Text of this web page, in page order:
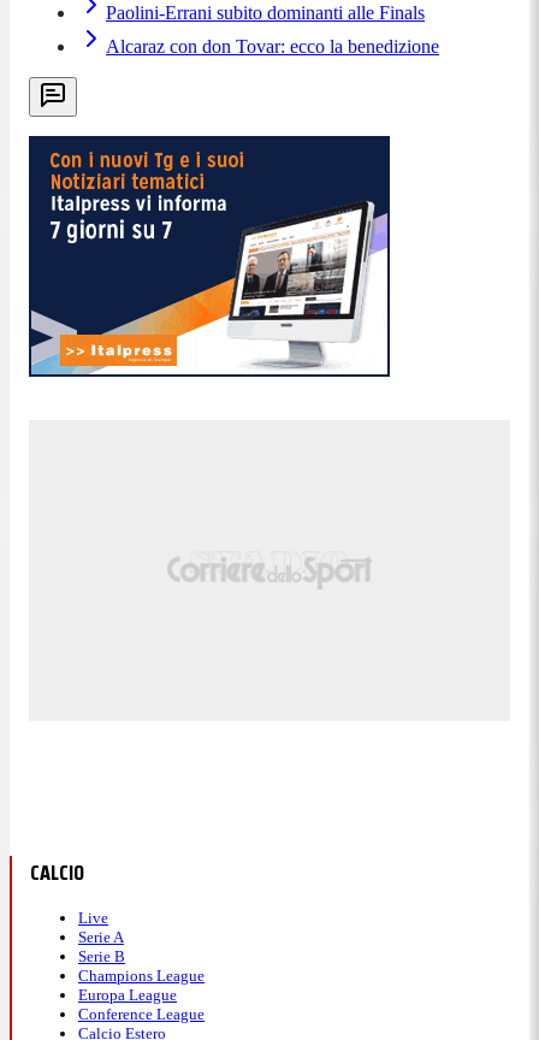
Paolini-Errani subito dominanti alle Finals
Alcaraz con don Tovar: ecco la benedizione
CALCIO
Live
Serie A
Serie B
Champions League
Europa League
Conference League
Calcio Estero